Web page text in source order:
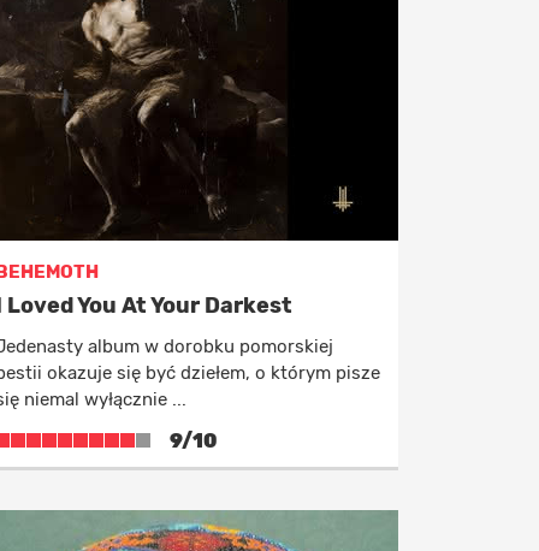
Loved You At Your Darkest
album w dorobku pomorskiej
okazuje się być dziełem, o którym pisze
niemal wyłącznie ...
9/10